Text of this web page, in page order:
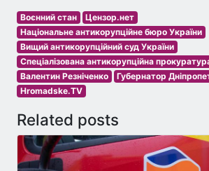
Воєнний стан
Цензор.нет
Національне антикорупційне бюро України
Вищий антикорупційний суд України
Спеціалізована антикорупційна
Валентин Резніченко
Губернатор
Hromadske.TV
Related posts